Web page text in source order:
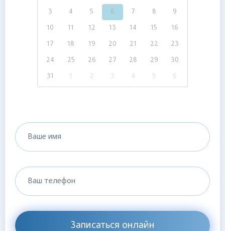
3 4 5 6 7 8 9
10 11 12 13 14 15 16
17 18 19 20 21 22 23
24 25 26 27 28 29 30
31 1 2 3 4 5 6
Ваше имя
Ваш телефон
Записаться онлайн